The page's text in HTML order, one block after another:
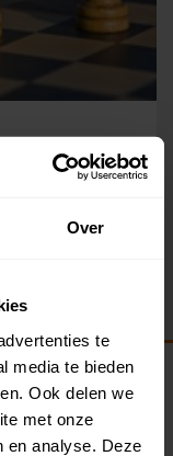
Over
te
media te bieden
Ook delen we
met onze
en analyse. Deze